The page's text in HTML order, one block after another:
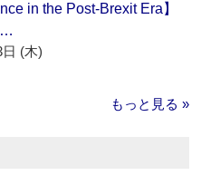
in the Post-Brexit Era】
(木)
もっと見る »